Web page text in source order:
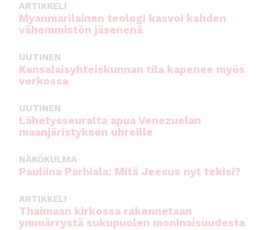
ARTIKKELI
Myanmarilainen teologi kasvoi kahden
vähemmistön jäsenenä
UUTINEN
Kansalaisyhteiskunnan tila kapenee myös
verkossa
UUTINEN
Lähetysseuralta apua Venezuelan
maanjäristyksen uhreille
NÄKÖKULMA
Pauliina Parhiala: Mitä Jeesus nyt tekisi?
ARTIKKELI
Thaimaan kirkossa rakennetaan
ymmärrystä sukupuolen moninaisuudesta